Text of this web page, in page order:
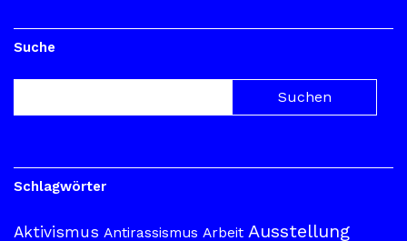
Suche
Schlagwörter
Aktivismus Antirassismus Arbeit Ausstellung